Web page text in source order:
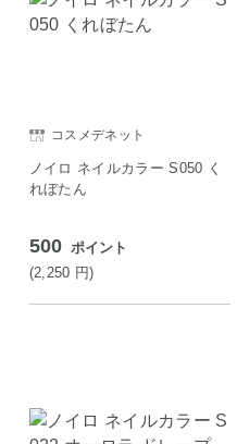
コスメデネット
ノイロ ネイルカラー S050 く
れぼたん
500 ポイント
(2,250 円)